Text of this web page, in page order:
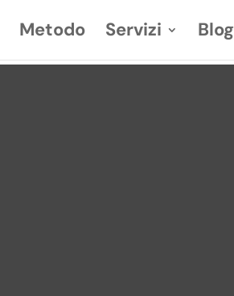
Metodo Servizi Blog